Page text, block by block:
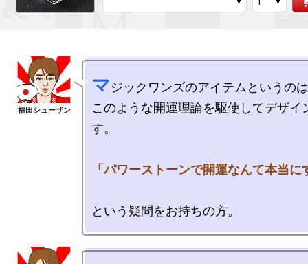
マジックワンズのアイテムというの
このような開運理論を駆使してデザイ
す。
「パワーストーンで開運なんて本当に